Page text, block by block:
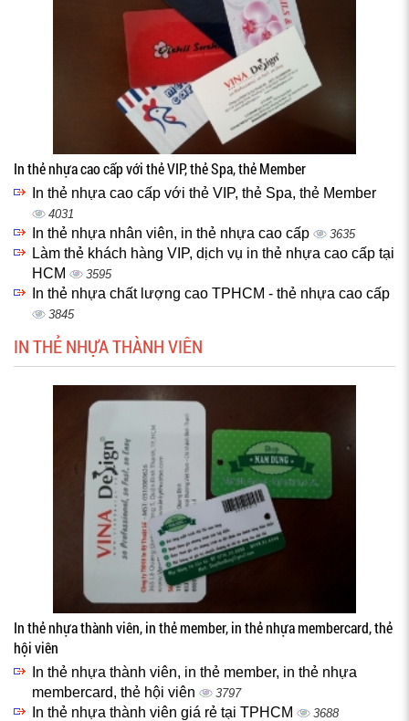
In thẻ nhựa cao cấp với thẻ VIP, thẻ Spa, thẻ Member
In thẻ nhựa cao cấp với thẻ VIP, thẻ Spa, thẻ Member
4031
In thẻ nhựa nhân viên, in thẻ nhựa cao cấp 3635
Làm thẻ khách hàng VIP, dịch vụ in thẻ nhựa cao cấp tại
HCM
3595
In thẻ nhựa chất lượng cao TPHCM - thẻ nhựa cao cấp
3845
IN THẺ NHỰA THÀNH VIÊN
In thẻ nhựa thành viên, in thẻ member, in thẻ nhựa membercard, thẻ
hội viên
In thẻ nhựa thành viên, in thẻ member, in thẻ nhựa
membercard, thẻ hội viên
3797
In thẻ nhựa thành viên giá rẻ tại TPHCM 3688